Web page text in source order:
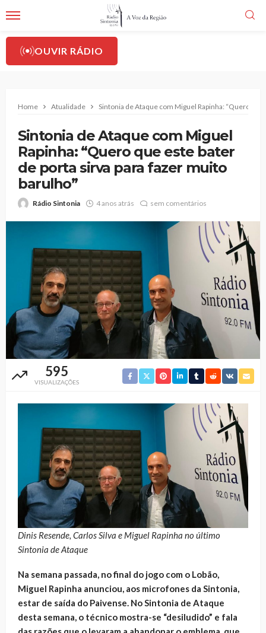
OUVIR RÁDIO
Home Atualidade Sintonia de Ataque com Miguel Rapinha: “Quero
Sintonia de Ataque com Miguel
Rapinha: “Quero que este bater
de porta sirva para fazer muito
barulho”
Rádio Sintonia 4 anos atrás sem comentários
595
VISUALIZAÇÕES
Dinis Resende, Carlos Silva e Miguel Rapinha no último
Sintonia de Ataque
Na semana passada, no final do jogo com o Lobão,
Miguel Rapinha anunciou, aos microfones da Sintonia,
estar de saída do Paivense. No Sintonia de Ataque
desta semana, o técnico mostra-se “desiludido” e fala